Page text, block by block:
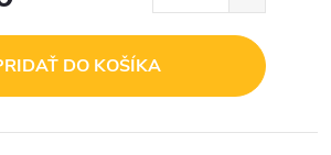
DO KOŠÍKA